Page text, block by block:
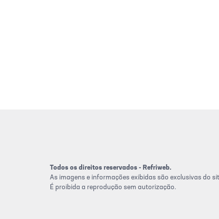
Todos os direitos reservados - Refriweb.
As imagens e informações exibidas são exclusivas do
É proibida a reprodução sem autorização.